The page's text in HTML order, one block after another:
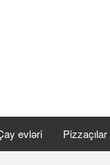
evləri Pizzaçılar